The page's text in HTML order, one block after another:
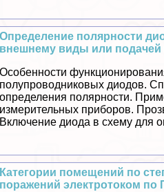
Определение полярности
внешнему виды или подачей
Особенности
полупроводниковых диодов.
определения полярности.
измерительных приборов.
Включение диода в схему для
Категории помещений по
поражений электротоком по